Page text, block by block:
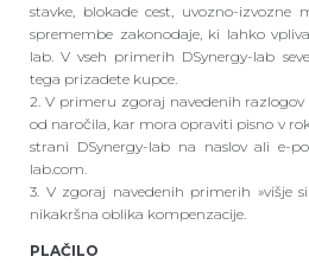
stavke, blokade cest, uvozno-izvozne
spremembe zakonodaje, ki lahko
lab. V vseh primerih DSynergy-lab
tega prizadete kupce.
2. V primeru zgoraj navedenih
od naročila, kar mora opraviti pisno v
strani DSynergy-lab na naslov ali e-
lab.com.
3. V zgoraj navedenih primerih »višje
nikakršna oblika kompenzacije.
PLAČILO